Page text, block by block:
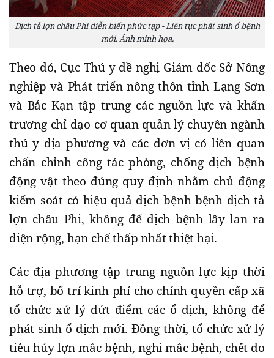
Dịch tả lợn châu Phi diễn biến phức tạp - Liên tục phát sinh ổ bệnh
mới. Ảnh minh họa.
Theo đó, Cục Thú y đề nghị Giám đốc Sở Nông
nghiệp và Phát triển nông thôn tỉnh Lạng Sơn
và Bắc Kạn tập trung các nguồn lực và khẩn
trương chỉ đạo cơ quan quản lý chuyên ngành
thú y địa phương và các đơn vị có liên quan
chấn chỉnh công tác phòng, chống dịch bệnh
động vật theo đúng quy định nhằm chủ động
kiểm soát có hiệu quả dịch bệnh bệnh dịch tả
lợn châu Phi, không để dịch bệnh lây lan ra
diện rộng, hạn chế thấp nhất thiệt hại.
Các địa phương tập trung nguồn lực kịp thời
hỗ trợ, bố trí kinh phí cho chính quyền cấp xã
tổ chức xử lý dứt điểm các ổ dịch, không để
phát sinh ổ dịch mới. Đồng thời, tổ chức xử lý
tiêu hủy lợn mắc bệnh, nghi mắc bệnh, chết do